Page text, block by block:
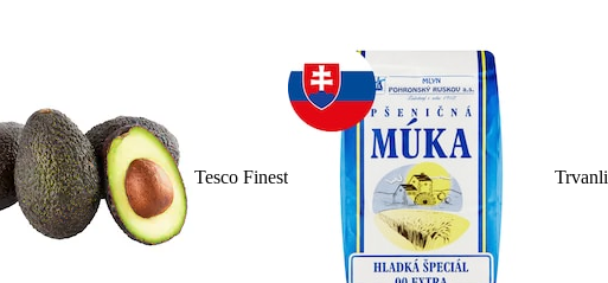
Tesco Finest